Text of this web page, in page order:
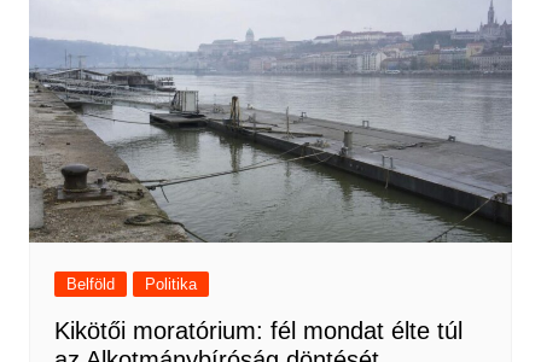
Belföld Politika
Kikötői moratórium: fél mondat élte túl